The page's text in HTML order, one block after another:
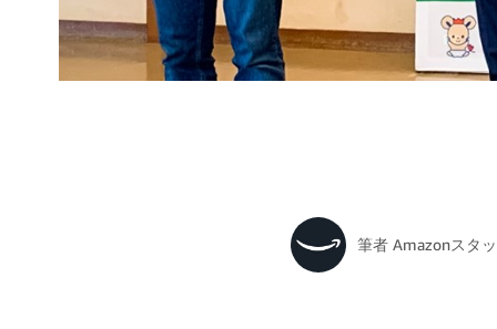
筆者 Amazonスタ